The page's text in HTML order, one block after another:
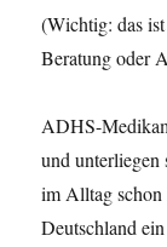
(Wichtig: das
Beratung oder
ADHS-
und
im Alltag
Deutschland